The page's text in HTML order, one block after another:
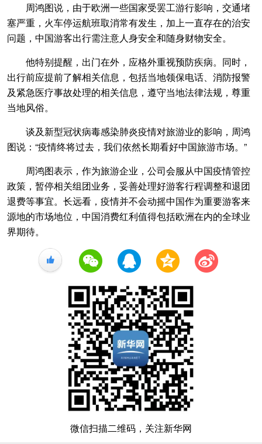
周鸿图说，由于欧洲一些国家受罢工游行影响，交通堵
塞严重，火车停运航班取消常有发生，加上一直存在的治安
问题，中国游客出行需注意人身安全和随身财物安全。
他特别提醒，出门在外，应格外重视预防疾病。同时，
出行前应提前了解相关信息，包括当地领保电话、消防报警
及紧急医疗事故处理的相关信息，遵守当地法律法规，尊重
当地风俗。
谈及新型冠状病毒感染肺炎疫情对旅游业的影响，周鸿
图说：“疫情终将过去，我们依然长期看好中国旅游市场。”
周鸿图表示，作为旅游企业，公司会服从中国疫情管控
政策，暂停相关组团业务，妥善处理好游客行程调整和退团
退费等事宜。长远看，疫情并不会动摇中国作为重要游客来
源地的市场地位，中国消费红利值得包括欧洲在内的全球业
界期待。
+1
微信扫描二维码，关注新华网